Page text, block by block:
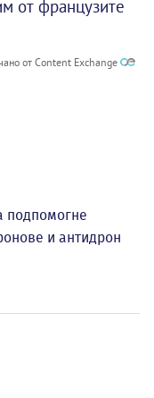
от французите
от Content Exchange
подпомогне
и антидрон